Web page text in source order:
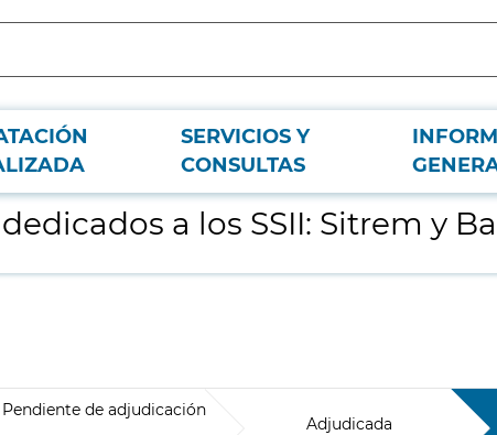
SERVICIOS Y
CONSULTAS
a los SSII: Sitrem y
Pendiente de adjudicación
Adjudicada